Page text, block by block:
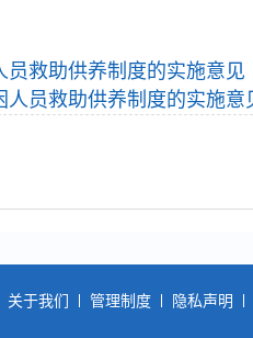
救助供养制度的实施意
员救助供养制度的实施
关于我们 管理制度 隐私声明